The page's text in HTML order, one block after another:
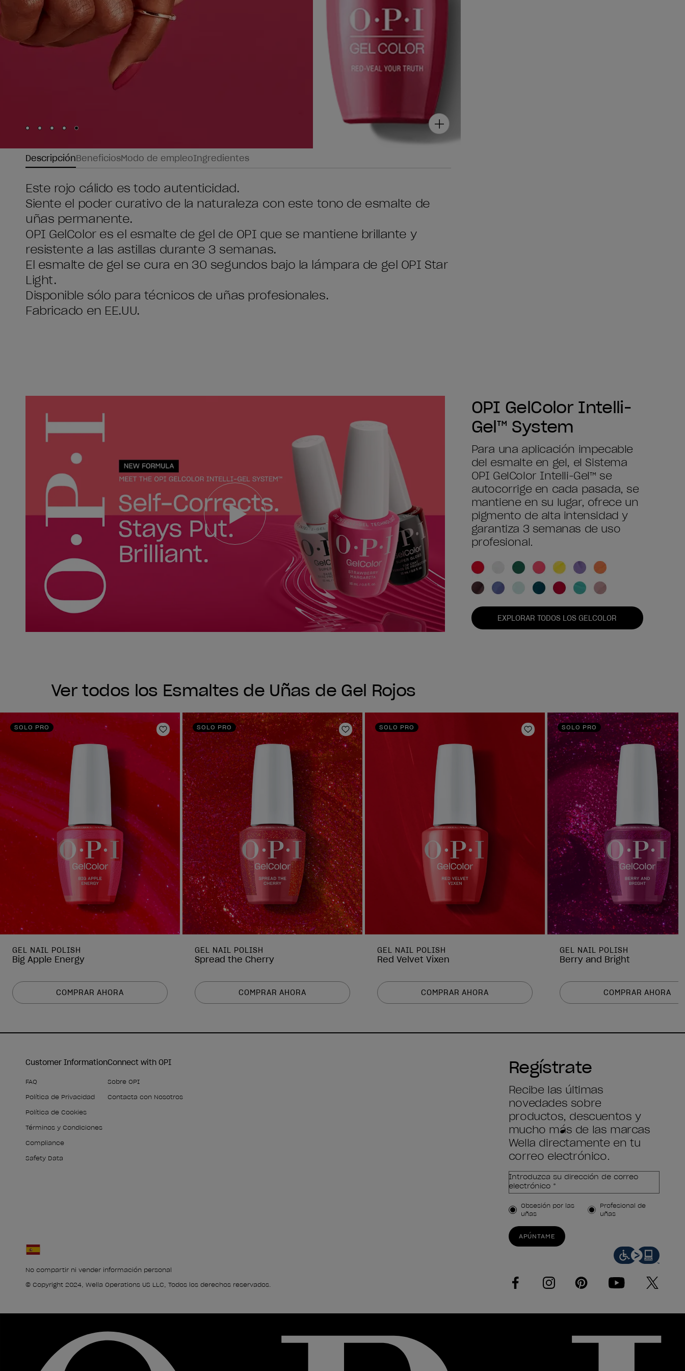
Skip to slide
Skip to slide
Skip to slide
Skip to slide
Skip to slide
DescripciónBeneficiosModo de empleoIngredientes
Este rojo cálido es todo autenticidad.
Siente el poder curativo de la naturaleza con este tono de esmalte de
uñas permanente.
OPI GelColor es el esmalte de gel de OPI que se mantiene brillante y
resistente a las astillas durante 3 semanas.
El esmalte de gel se cura en 30 segundos bajo la lámpara de gel OPI Star
Light.
Disponible sólo para técnicos de uñas profesionales.
Fabricado en EE.UU.
OPI GelColor Intelli-
Gel™ System
Para una aplicación impecable
del esmalte en gel, el Sistema
OPI GelColor Intelli-Gel™ se
autocorrige en cada pasada, se
mantiene en su lugar, ofrece un
pigmento de alta intensidad y
garantiza 3 semanas de uso
profesional.
EXPLORAR TODOS LOS GELCOLOR
Ver todos los Esmaltes de Uñas de Gel Rojos
SOLO PRO
Añadir a la lista de deseos
GEL NAIL POLISH
Big Apple Energy
COMPRAR AHORA
SOLO PRO
Añadir a la lista de deseos
GEL NAIL POLISH
Spread the Cherry
COMPRAR AHORA
SOLO PRO
Añadir a la lista de deseos
GEL NAIL POLISH
Red Velvet Vixen
COMPRAR AHORA
SOLO PRO
GEL NAIL POLISH
Berry and Bright
COMPRAR AHORA
Customer Information
FAQ
Política de Privacidad
Política de Cookies
Términos y Condiciones
Compliance
Safety Data
Connect with OPI
Sobre OPI
Contacta con Nosotros
No compartir ni vender información personal
© Copyright 2024, Wella Operations US LLC, Todos los derechos reservados.
Regístrate
Recibe las últimas
novedades sobre
productos, descuentos y
mucho más de las marcas
Wella directamente en tu
correo electrónico.
Introduzca su dirección de correo
electrónico *
Tipo de cliente
Obsesión por las
uñas
Profesional de
uñas
APÚNTAME